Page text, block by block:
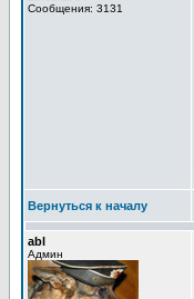
Сообщения: 3131
Вернуться к началу
abl
Админ